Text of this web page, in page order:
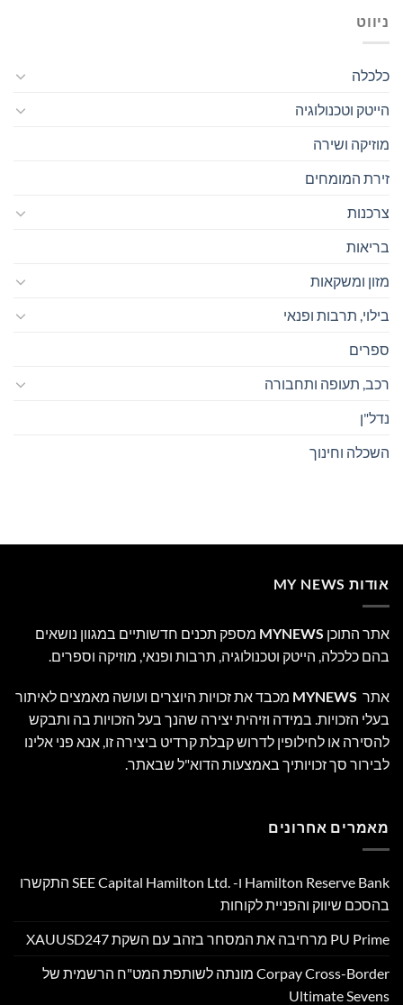
ניווט
כלכלה
הייטק וטכנולוגיה
מוזיקה ושירה
זירת המומחים
צרכנות
בריאות
מזון ומשקאות
בילוי, תרבות ופנאי
ספרים
רכב, תעופה ותחבורה
נדל"ן
השכלה וחינוך
אודות MY NEWS
אתר התוכן MYNEWS מספק תכנים חדשותיים במגוון נושאים
בהם כלכלה, הייטק וטכנולוגיה, תרבות ופנאי, מוזיקה וספרים.
אתר MYNEWS מכבד את זכויות היוצרים ועושה מאמצים לאיתור
בעלי הזכויות. במידה וזיהית יצירה שהנך בעל הזכויות בה ותבקש
להסירה או לחילופין לדרוש קבלת קרדיט ביצירה זו, אנא פני אלינו
לבירור סך זכויותיך באמצעות הדוא"ל שבאתר.
מאמרים אחרונים
Hamilton Reserve Bank ו- SEE Capital Hamilton Ltd.‎ התקשרו
בהסכם שיווק והפניית לקוחות
PU Prime מרחיבה את המסחר בזהב עם השקת XAUUSD247
Corpay Cross-Border מונתה לשותפת המט"ח הרשמית של
Ultimate Sevens